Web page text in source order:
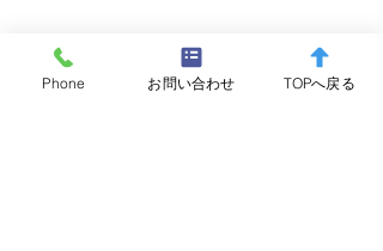
Phone お問い合わせ TOPへ戻る